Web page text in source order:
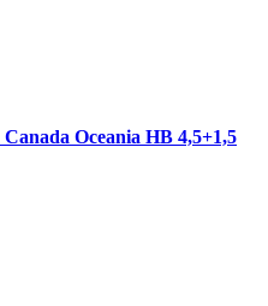
Canada Oceania HB 4,5+1,5